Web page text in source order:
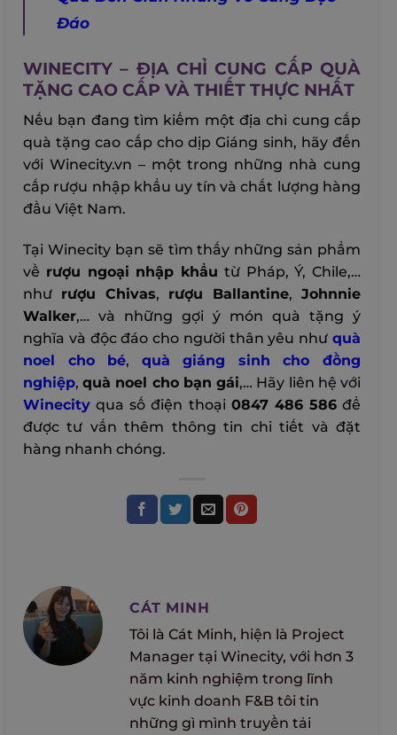
Đáo
WINECITY – ĐỊA CHỈ CUNG CẤP QUÀ
TẶNG CAO CẤP VÀ THIẾT THỰC NHẤT
Nếu bạn đang tìm kiếm một địa chỉ cung cấp
quà tặng cao cấp cho dịp Giáng sinh, hãy đến
với Winecity.vn – một trong những nhà cung
cấp rượu nhập khẩu uy tín và chất lượng hàng
đầu Việt Nam.
Tại Winecity bạn sẽ tìm thấy những sản phẩm
về rượu ngoại nhập khẩu từ Pháp, Ý, Chile,…
như rượu Chivas, rượu Ballantine, Johnnie
Walker,… và những gợi ý món quà tặng ý
nghĩa và độc đáo cho người thân yêu như quà
noel cho bé, quà giáng sinh cho đồng
nghiệp,quà noel cho bạn gái,… Hãy liên hệ với
Winecity qua số điện thoại 0847 486 586để
được tư vấn thêm thông tin chi tiết và đặt
hàng nhanh chóng.
CÁT MINH
Tôi là Cát Minh, hiện là Project
Manager tại Winecity, với hơn 3
năm kinh nghiệm trong lĩnh
vực kinh doanh F&B tôi tin
những gì mình truyền tải